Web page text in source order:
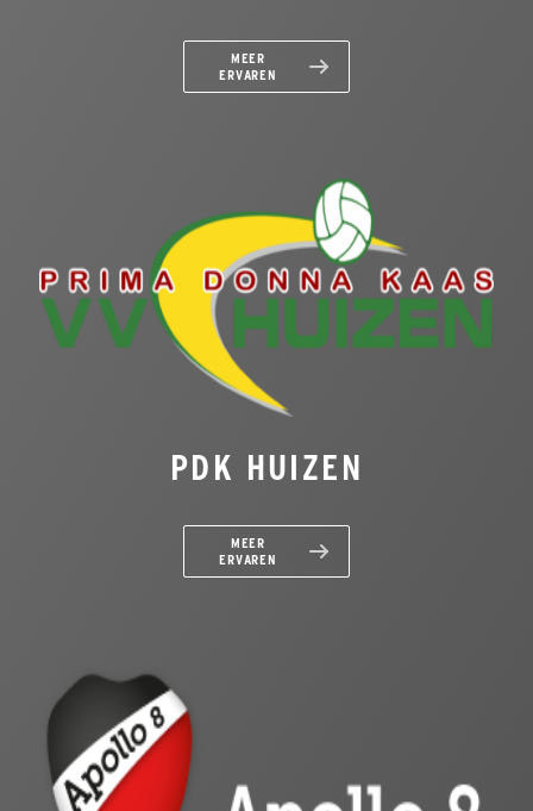
MEER
ERVAREN
PDK HUIZEN
MEER
ERVAREN